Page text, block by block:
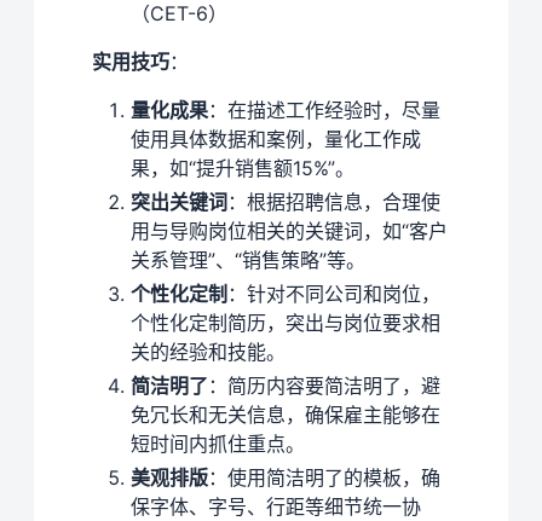
（CET-6）
实用技巧：
量化成果：在描述工作经验时，尽量
使用具体数据和案例，量化工作成
果，如“提升销售额15%”。
突出关键词 ：根据招聘信息，合理使
用与导购岗位相关的关键词，如“客户
关系管理”、“销售策略”等。
个性化定制 ：针对不同公司和岗位，
个性化定制简历，突出与岗位要求相
关的经验和技能。
简洁明了 ：简历内容要简洁明了，避
免冗长和无关信息，确保雇主能够在
短时间内抓住重点。
美观排版：使用简洁明了的模板，确
保字体、字号、行距等细节统一协